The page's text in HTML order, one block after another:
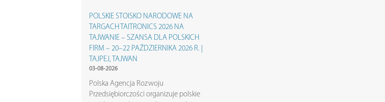
POLSKIE STOISKO NARODOWE NA
TARGACH TAITRONICS 2026 NA
TAJWANIE – SZANSA DLA POLSKICH
FIRM – 20–22 PAŹDZIERNIKA 2026 R. |
TAJPEJ, TAJWAN
03-08-2026
Polska Agencja Rozwoju
Przedsiębiorczości organizuje polskie